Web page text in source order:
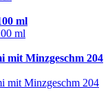
ml
Minzgeschm 204